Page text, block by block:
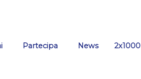
Partecipa News(current)
2x1000